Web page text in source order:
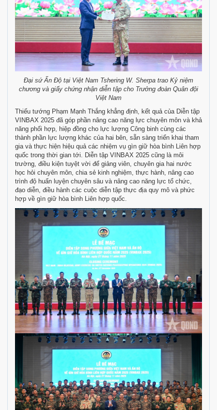
Đại sứ Ấn Độ tại Việt Nam Tshering W. Sherpa trao Kỷ niệm
chương và giấy chứng nhận diễn tập cho Trưởng đoàn Quân đội
Việt Nam
Thiếu tướng Phạm Mạnh Thắng khẳng định, kết quả của Diễn tập
VINBAX 2025 đã góp phần nâng cao năng lực chuyên môn và khả
năng phối hợp, hiệp đồng cho lực lượng Công binh cùng các
thành phần lực lượng khác của hai bên, sẵn sàng triển khai tham
gia và thực hiện hiệu quả các nhiệm vụ gìn giữ hòa bình Liên hợp
quốc trong thời gian tới. Diễn tập VINBAX 2025 cũng là môi
trường, điều kiện tuyệt vời để giảng viên, chuyên gia hai nước
học hỏi chuyên môn, chia sẻ kinh nghiệm, thực hành, nâng cao
trình độ huấn luyện chuyên sâu và nâng cao năng lực tổ chức,
đạo diễn, điều hành các cuộc diễn tập thực địa quy mô và phức
hợp về gìn giữ hòa bình Liên hợp quốc.